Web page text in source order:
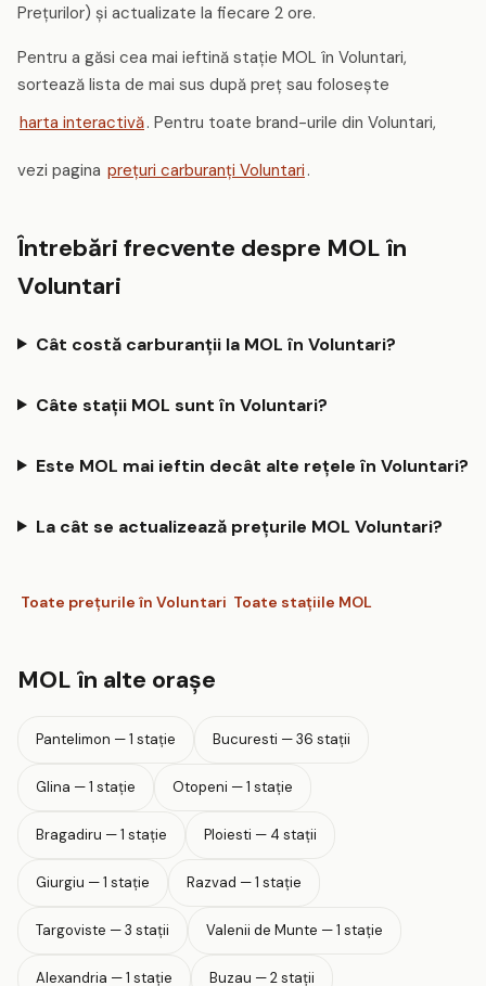
Prețurilor) și actualizate la fiecare 2 ore.
Pentru a găsi cea mai ieftină stație MOL în Voluntari,
sortează lista de mai sus după preț sau folosește
harta interactivă. Pentru toate brand-urile din Voluntari,
vezi pagina prețuri carburanți Voluntari .
Întrebări frecvente despre MOL în
Voluntari
Cât costă carburanții la MOL în Voluntari?
Câte stații MOL sunt în Voluntari?
Este MOL mai ieftin decât alte rețele în Voluntari?
La cât se actualizează prețurile MOL Voluntari?
Toate prețurile în Voluntari Toate stațiile MOL
MOL în alte orașe
Pantelimon — 1 stație Bucuresti — 36 stații
Glina — 1 stație Otopeni — 1 stație
Bragadiru — 1 stație Ploiesti — 4 stații
Giurgiu — 1 stație Razvad — 1 stație
Targoviste — 3 stații Valenii de Munte — 1 stație
Alexandria — 1 stație Buzau — 2 stații